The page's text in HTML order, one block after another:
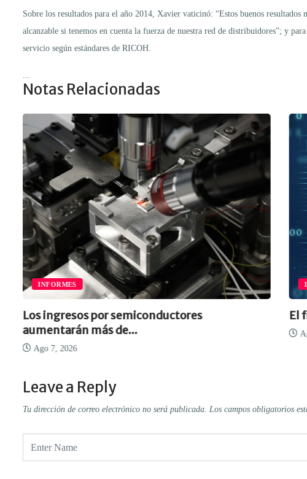
Sobre los resultados para el año 2014, Xavier vaticinó: “Estos buenos
alcanzable si tenemos en cuenta la fuerza de nuestra red de distribuidores”; y
servicio según estándares de RICOH.
Notas Relacionadas
INFORMES
Los ingresos por semiconductores
aumentarán más de...
Ago 7, 2026
El
Leave a Reply
Tu dirección de correo electrónico no será publicada. Los campos obligatorios